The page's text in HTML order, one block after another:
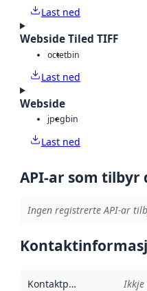
Last ned
Webside Tiled TIFF
octetbin
Last ned
Webside
jpegbin
Last ned
API-ar som
Ingen registrerte API-ar
Kontaktpunkt